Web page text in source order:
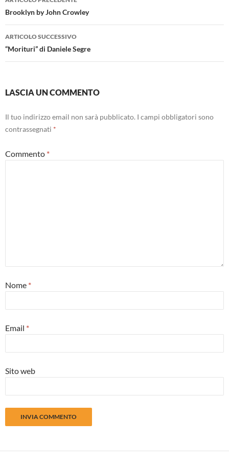
articolo
Brooklyn by John Crowley
ARTICOLO SUCCESSIVO
“Morituri” di Daniele Segre
LASCIA UN COMMENTO
Il tuo indirizzo email non sarà pubblicato. I campi obbligatori sono
contrassegnati *
Commento *
Nome *
Email *
Sito web